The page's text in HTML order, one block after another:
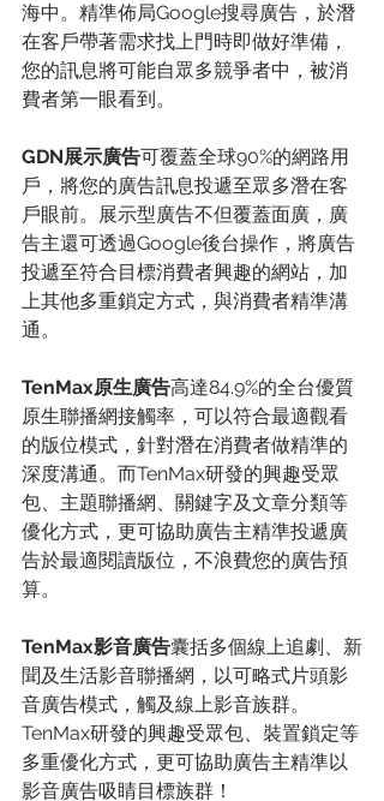
海中。精準佈局Google搜尋廣告，於潛
在客戶帶著需求找上門時即做好準備，
您的訊息將可能自眾多競爭者中，被消
費者第一眼看到。
GDN展示廣告可覆蓋全球90%的網路用
戶，將您的廣告訊息投遞至眾多潛在客
戶眼前。展示型廣告不但覆蓋面廣，廣
告主還可透過Google後台操作，將廣告
投遞至符合目標消費者興趣的網站，加
上其他多重鎖定方式，與消費者精準溝
通。
TenMax原生廣告高達84.9%的全台優質
原生聯播網接觸率，可以符合最適觀看
的版位模式，針對潛在消費者做精準的
深度溝通。而TenMax研發的興趣受眾
包、主題聯播網、關鍵字及文章分類等
優化方式，更可協助廣告主精準投遞廣
告於最適閱讀版位，不浪費您的廣告預
算。
TenMax影音廣告囊括多個線上追劇、新
聞及生活影音聯播網，以可略式片頭影
音廣告模式，觸及線上影音族群。
TenMax研發的興趣受眾包、裝置鎖定等
多重優化方式，更可協助廣告主精準以
影音廣告吸睛目標族群！